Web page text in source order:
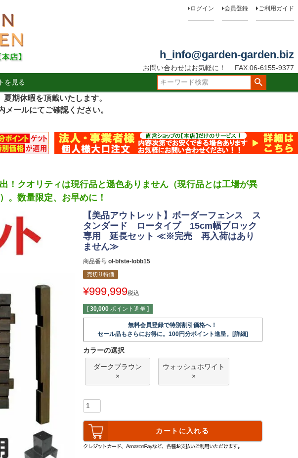
ログイン 会員登録 ご利用ガイド
h_info@garden-garden.biz
お問い合わせはお気軽に！
FAX:06-6155-9377
を見る
検索
期休暇を頂戴いたします。
ルにてご確認ください。
！クオリティは現行品と遜色ありません（現行品とは工場が異
。数量限定、お早めに！
【美品アウトレット】ボーダーフェンス ス
タンダード ロータイプ 15cm幅ブロック
専用 延長セット ≪※完売 再入荷はあり
ません≫
商品番号 ol-bfste-lobb15
売切り特価
¥999,999税込
[ 30,000 ポイント進呈 ]
無料会員登録で特別割引価格へ！
セール品もさらにお得に。100円分ポイント進呈。[詳細]
カラーの選択
ダークブラウン
×
ウォッシュホワイト
×
カートに入れる